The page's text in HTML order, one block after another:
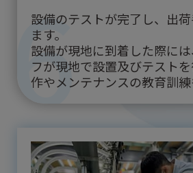
6
設備のテストが完了し、出
ます。
設備が現地に到着した際に
フが現地で設置及びテスト
作やメンテナンスの教育訓練